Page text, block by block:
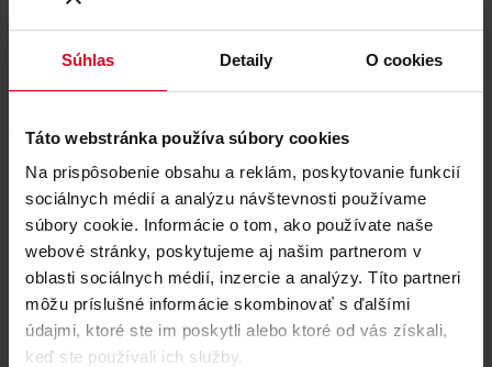
Súhlas Detaily O cookies
Táto webstránka používa súbory cookies
Na prispôsobenie obsahu a reklám, poskytovanie funkcií
sociálnych médií a analýzu návštevnosti používame
súbory cookie. Informácie o tom, ako používate naše
webové stránky, poskytujeme aj našim partnerom v
oblasti sociálnych médií, inzercie a analýzy. Títo partneri
môžu príslušné informácie skombinovať s ďalšími
údajmi, ktoré ste im poskytli alebo ktoré od vás získali,
keď ste používali ich služby.
9. júna 2022
Tags
Share
Tatry mountain resorts, a.s.
Demänovská Dolina 72
031 01 Liptovský Mikuláš 1
Slovensko